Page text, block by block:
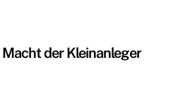
der Kleinanleger